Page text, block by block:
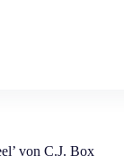
von C.J. Box